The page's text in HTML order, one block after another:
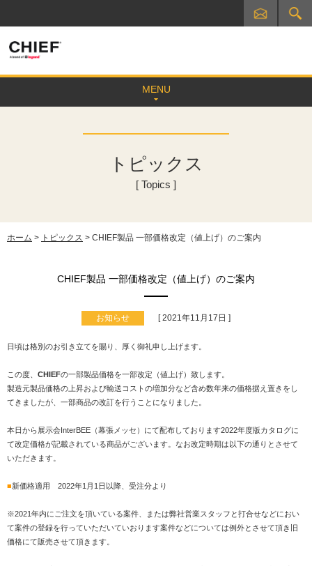
MENU
トピックス
[ Topics ]
ホーム > トピックス > CHIEF製品 一部価格改定（値上げ）のご案内
CHIEF製品 一部価格改定（値上げ）のご案内
お知らせ [ 2021年11月17日 ]
日頃は格別のお引き立てを賜り、厚く御礼申し上げます。
この度、 CHIEFの一部製品価格を一部改定（値上げ）致します。
製造元製品価格の上昇および輸送コストの増加分など含め数年来の価格据え置きをし
てきましたが、一部商品の改訂を行うことになりました。
本日から展示会InterBEE（幕張メッセ）にて配布しております2022年度版カタログに
て改定価格が記載されている商品がございます。なお改定時期は以下の通りとさせて
いただきます。
■新価格適用 2022年1月1日以降、受注分より
※2021年内にご注文を頂いている案件、または弊社営業スタッフと打合せなどにおい
て案件の登録を行っていただいていおります案件などについては例外とさせて頂き旧
価格にて販売させて頂きます。